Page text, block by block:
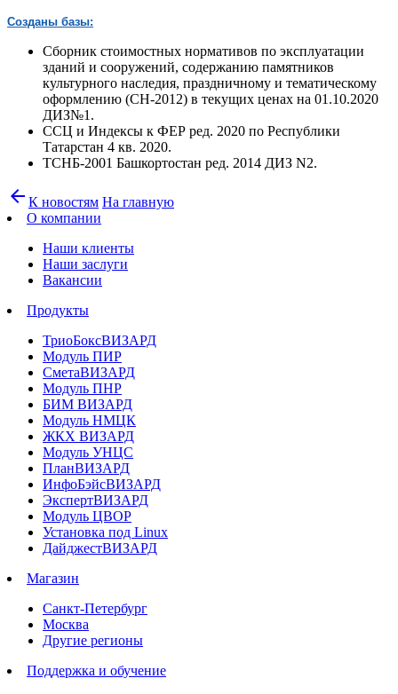
Созданы базы:
Сборник стоимостных нормативов по эксплуатации
зданий и сооружений, содержанию памятников
культурного наследия, праздничному и тематическому
оформлению (СН-2012) в текущих ценах на 01.10.2020
ДИЗ№1.
ССЦ и Индексы к ФЕР ред. 2020 по Республики
Татарстан 4 кв. 2020.
ТСНБ-2001 Башкортостан ред. 2014 ДИЗ N2.
arrow_back К новостям На главную
О компании
Наши клиенты
Наши заслуги
Вакансии
Продукты
ТриоБоксВИЗАРД
Модуль ПИР
СметаВИЗАРД
Модуль ПНР
БИМ ВИЗАРД
Модуль НМЦК
ЖКХ ВИЗАРД
Модуль УНЦС
ПланВИЗАРД
ИнфоБэйсВИЗАРД
ЭкспертВИЗАРД
Модуль ЦВОР
Установка под Linux
ДайджестВИЗАРД
Магазин
Санкт-Петербург
Москва
Другие регионы
Поддержка и обучение